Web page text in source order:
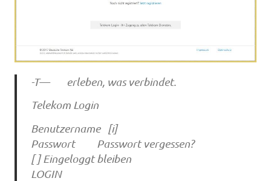
-T— erleben, was verbindet.
Telekom Login
Benutzername [i]
Passwort Passwort vergessen?
[ ] Eingeloggt bleiben
LOGIN